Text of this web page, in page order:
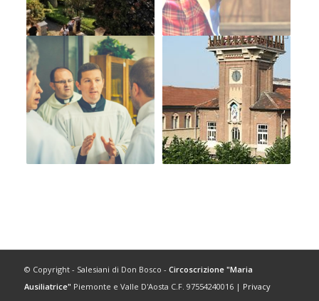
© Copyright - Salesiani di Don Bosco - Circoscrizione "Maria
Ausiliatrice" Piemonte e Valle D'Aosta C.F. 97554240016 | Privacy